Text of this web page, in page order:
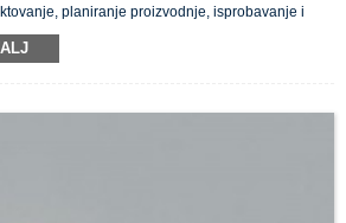
planiranje proizvodnje, isprobavanje i